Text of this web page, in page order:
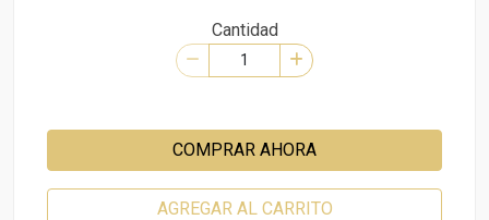
Cantidad
COMPRAR AHORA
AGREGAR AL CARRITO